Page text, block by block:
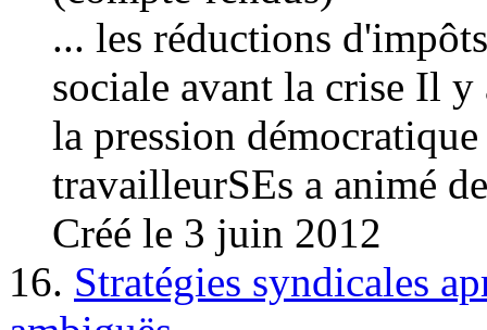
... les réductions
sociale avant la crise Il
la pression
travailleurSEs a animé
Créé le 3 juin 2012
16. Stratégies syndicales